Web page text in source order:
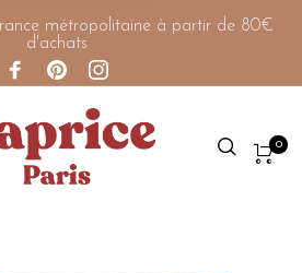
métropolitaine à partir de 80€
d'achats
0